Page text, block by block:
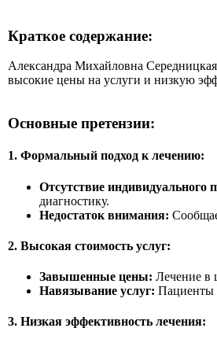
Краткое содержание:
Александра Михайловна
высокие цены на услуги и низкую
Основные претензии:
1. Формальный подход к лечению:
Отсутствие индивидуального
диагностику.
Недостаток внимания:
2. Высокая стоимость услуг:
Завышенные цены: Лечение в
Навязывание услуг: Пациенты
3. Низкая эффективность лечения: